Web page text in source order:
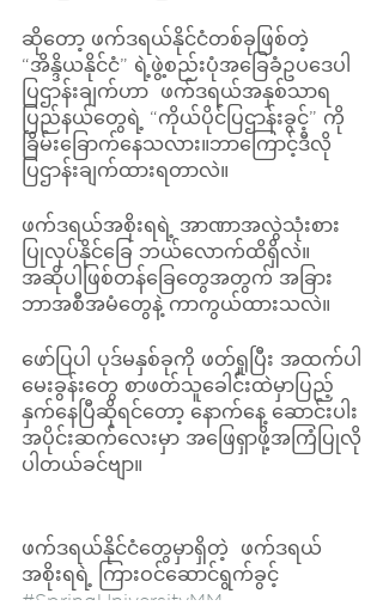
ဆိုတော့ ဖက်ဒရယ်နိုင်ငံတစ်ခုဖြစ်တဲ့
“အိန္ဒိယနိုင်ငံ” ရဲ့ဖွဲ့စည်းပုံအခြေခံဥပဒေပါ
ပြဌာန်းချက်ဟာ  ဖက်ဒရယ်အနှစ်သာရ
ပြည်နယ်တွေရဲ့ “ကိုယ်ပိုင်ပြဌာန်းခွင့်” ကို
ခြိမ်းခြောက်နေသလား။ဘာကြောင့်ဒီလို
ပြဌာန်းချက်ထားရတာလဲ။
ဖက်ဒရယ်အစိုးရရဲ့ အာဏာအလွဲသုံးစား
ပြုလုပ်နိုင်ခြေ ဘယ်လောက်ထိရှိလဲ။
အဆိုပါဖြစ်တန်ခြေတွေအတွက် အခြား
ဘာအစီအမံတွေနဲ့ ကာကွယ်ထားသလဲ။
ဖော်ပြပါ ပုဒ်မနှစ်ခုကို ဖတ်ရှုပြီး အထက်ပါ
မေးခွန်းတွေ စာဖတ်သူခေါင်းထဲမှာပြည့်
နှက်နေပြီဆိုရင်တော့ နောက်နေ့ ဆောင်းပါး
အပိုင်းဆက်လေးမှာ အဖြေရှာဖို့အကြံပြုလို
ပါတယ်ခင်ဗျာ။
ဖက်ဒရယ်နိုင်ငံတွေမှာရှိတဲ့  ဖက်ဒရယ်
အစိုးရရဲ့ ကြားဝင်ဆောင်ရွက်ခွင့်
#SpringUniversityMM